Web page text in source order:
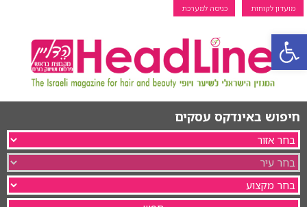
פתח סרגל נגישות
מועדון לקוחות כניסה למערכת
חיפוש באינדקס עסקים